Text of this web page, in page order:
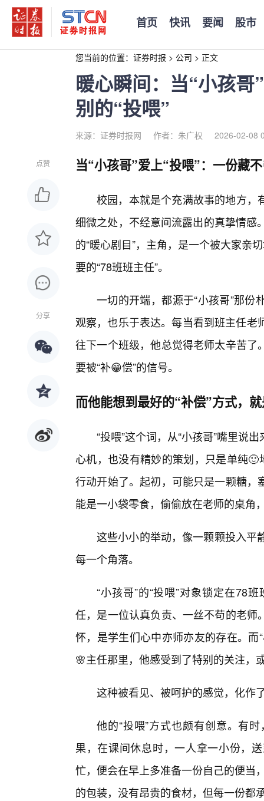
首页 快讯 要闻 股市
您当前的位置： 证券时报 > 公司 > 正文
暖心瞬间：当“小孩
别的“投喂”
来源：证券时报网 作者：朱广权 2026-02-08
点赞
分享
当“小孩哥”爱上“投喂”：一份藏
校园，本就是个充满故事的地方，
细微之处，不经意间流露出的真挚情
的“暖心剧目”，主角，是一个被大家亲
要的“78班班主任”。
一切的开端，都源于“小孩哥”那
观察，也乐于表达。每当看到班主任
往下一个班级，他总觉得老师太辛苦
要被“补😁偿”的信号。
而他能想到最好的“补偿”方式，
“投喂”这个词，从“小孩哥”嘴里说
心机，也没有精妙的策划，只是单纯
行动开始了。起初，可能只是一颗糖
能是一小袋零食，偷偷放在老师的桌角
这些小小的举动，像一颗颗投入平
每一个角落。
“小孩哥”的“投喂”对象锁定在78
任，是一位认真负责、一丝不苟的老
怀，是学生们心中亦师亦友的存在。
🌸主任那里，他感受到了特别的关注，
这种被看见、被呵护的感觉，化作
他的“投喂”方式也颇有创意。有
果，在课间休息时，一人拿一小份，
忙，便会在早上多准备一份自己的便当
的包装，没有昂贵的食材，但每一份都